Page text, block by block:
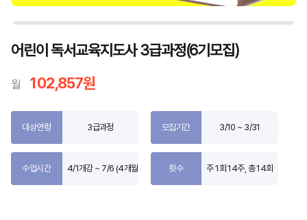
어린이 독서교육지도사 3급과정(6기모집)
월 102,857원
대상연령 3급과정 모집기간 3/10 ~ 3/31
수업시간 4/1개강 ~ 7/6 (4개월) 횟수 주 1회 14주, 총 14회